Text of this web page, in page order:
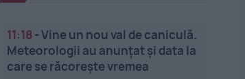
11:18 -Vine un nou val de caniculă.
Meteorologii au anunțat și data la
care se răcorește vremea